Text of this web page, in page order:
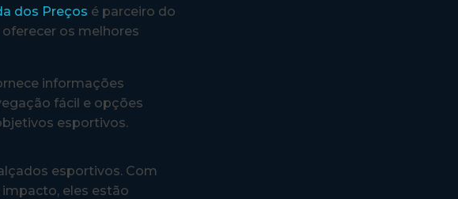
dos Preços é parceiro do
os melhores
informações
fácil e opções
esportivos.
esportivos. Com
eles estão